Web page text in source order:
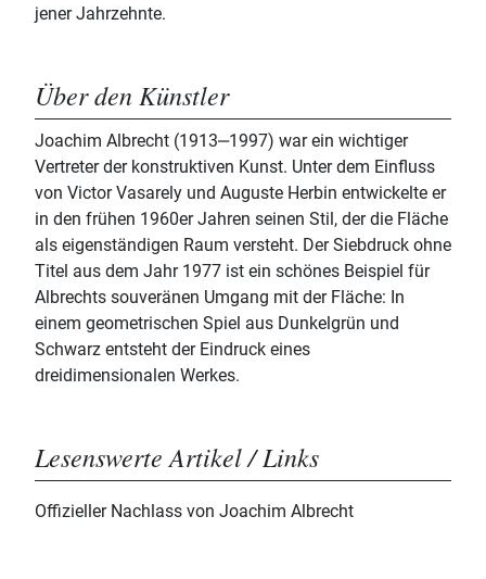
jener Jahrzehnte.
Über den Künstler
Joachim Albrecht (1913‒1997) war ein wichtiger
Vertreter der konstruktiven Kunst. Unter dem Einfluss
von Victor Vasarely und Auguste Herbin entwickelte er
in den frühen 1960er Jahren seinen Stil, der die Fläche
als eigenständigen Raum versteht. Der Siebdruck ohne
Titel aus dem Jahr 1977 ist ein schönes Beispiel für
Albrechts souveränen Umgang mit der Fläche: In
einem geometrischen Spiel aus Dunkelgrün und
Schwarz entsteht der Eindruck eines
dreidimensionalen Werkes.
Lesenswerte Artikel / Links
Offizieller Nachlass von Joachim Albrecht